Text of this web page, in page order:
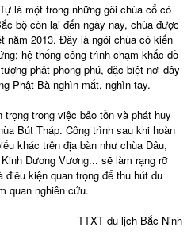
là một trong những gôi chùa cổ có
bộ còn lại đến ngày nay, chùa được
năm 2013. Đây là ngôi chùa có kiến
hệ thống công trình chạm khắc đồ
phật phong phú, đặc biệt nơi đây
Phật Bà nghìn mắt, nghìn tay.
trong việc bảo tồn và phát huy
Bút Tháp. Công trình sau khi hoàn
khác trên địa bàn như chùa Dâu,
Dương Vương... sẽ làm rạng rỡ
kiện quan trọng để thu hút du
quan nghiên cứu.
TTXT du lịch Bắc Ninh